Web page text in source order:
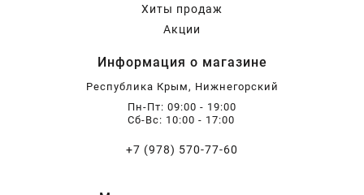
Хиты продаж
Акции
Информация о магазине
Республика Крым, Нижнегорский
Пн-Пт: 09:00 - 19:00
Сб-Вс: 10:00 - 17:00
+7 (978) 570-77-60